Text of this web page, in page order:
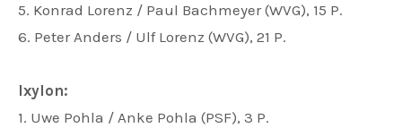
5. Konrad Lorenz / Paul Bachmeyer (WVG), 15 P.
6. Peter Anders / Ulf Lorenz (WVG), 21 P.
Ixylon:
1. Uwe Pohla / Anke Pohla (PSF), 3 P.